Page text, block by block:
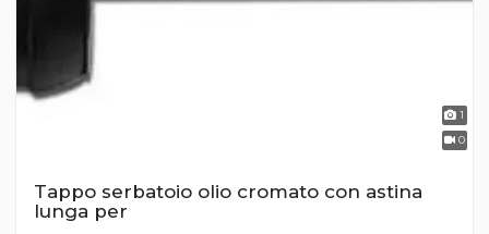
1
0
Tappo serbatoio olio cromato con astina
lunga per